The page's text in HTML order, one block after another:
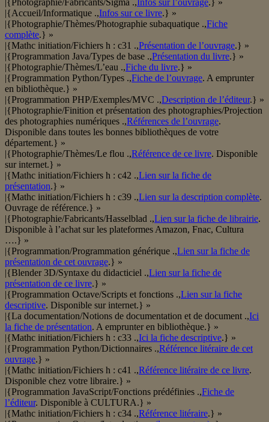
|{Photographie/Fabricants/Sigma .,Infos sur l’ouvrage.} »
|{Accueil/Informatique .,Infos sur ce livre.} »
|{Photographie/Thèmes/Photographie subaquatique .,Fiche
complète.} »
|{Mathc initiation/Fichiers h : c31 .,Présentation de l’ouvrage.} »
|{Programmation Java/Types de base .,Présentation du livre.} »
|{Photographie/Thèmes/L’eau .,Fiche du livre.} »
|{Programmation Python/Types .,Fiche de l’ouvrage. A emprunter
en bibliothèque.} »
|{Programmation PHP/Exemples/MVC .,Description de l’éditeur.} »
|{Photographie/Finition et présentation des photographies/Projection
des photographies numériques .,Références de l’ouvrage.
Disponible dans toutes les bonnes bibliothèques de votre
département.} »
|{Photographie/Thèmes/Le flou .,Référence de ce livre. Disponible
sur internet.} »
|{Mathc initiation/Fichiers h : c42 .,Lien sur la fiche de
présentation.} »
|{Mathc initiation/Fichiers h : c39 .,Lien sur la description complète.
Ouvrage de référence.} »
|{Photographie/Fabricants/Hasselblad .,Lien sur la fiche de librairie.
Disponible à l’achat sur les plateformes Amazon, Fnac, Cultura
….} »
|{Programmation/Programmation générique .,Lien sur la fiche de
présentation de cet ouvrage.} »
|{Blender 3D/Syntaxe du didacticiel .,Lien sur la fiche de
présentation de ce livre.} »
|{Programmation Octave/Scripts et fonctions .,Lien sur la fiche
descriptive. Disponible sur internet.} »
|{La documentation/Notions de documentation et de document .,Ici
la fiche de présentation. A emprunter en bibliothèque.} »
|{Mathc initiation/Fichiers h : c33 .,Ici la fiche descriptive.} »
|{Programmation Python/Dictionnaires .,Référence litéraire de cet
ouvrage.} »
|{Mathc initiation/Fichiers h : c41 .,Référence litéraire de ce livre.
Disponible chez votre libraire.} »
|{Programmation JavaScript/Fonctions prédéfinies .,Fiche de
l’éditeur. Disponible à CULTURA.} »
|{Mathc initiation/Fichiers h : c34 .,Référence litéraire.} »